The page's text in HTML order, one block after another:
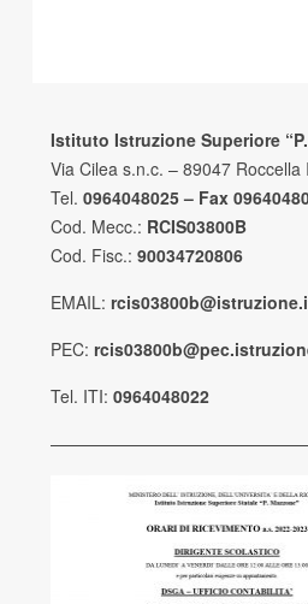
Istituto Istruzione Superiore
Via Cilea s.n.c. – 89047 Roccella
Tel. 0964048025 – Fax
Cod. Mecc.: RCIS03800B
Cod. Fisc.: 90034720806
EMAIL:
PEC:
Tel. ITI: 0964048022